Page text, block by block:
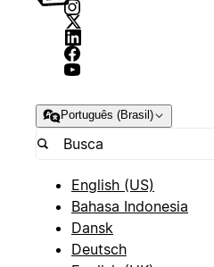
Português (Brasil)
English (US)
Bahasa Indonesia
Dansk
Deutsch